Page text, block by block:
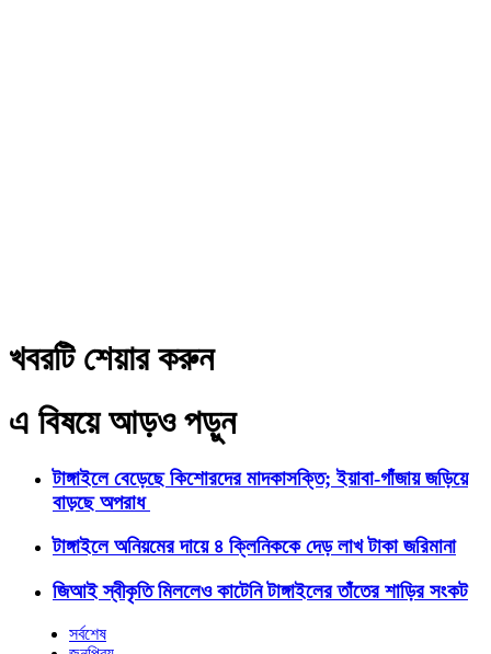
খবরটি শেয়ার করুন
এ বিষয়ে আড়ও পড়ুন
টাঙ্গাইলে বেড়েছে কিশোরদের মাদকাসক্তি; ইয়াবা-গাঁজায় জড়িয়ে
বাড়ছে অপরাধ
টাঙ্গাইলে অনিয়মের দায়ে ৪ ক্লিনিককে দেড় লাখ টাকা জরিমানা
জিআই স্বীকৃতি মিললেও কাটেনি টাঙ্গাইলের তাঁতের শাড়ির সংকট
সর্বশেষ